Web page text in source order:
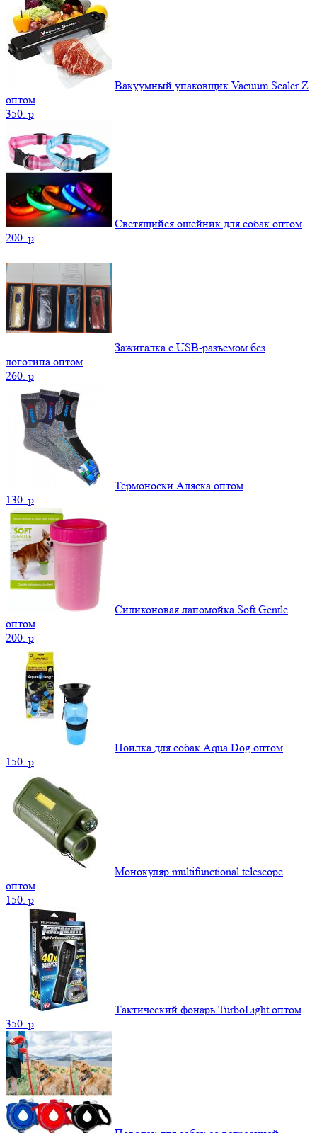
Вакуумный упаковщик Vacuum Sealer Z
оптом
350. p
Светящийся ошейник для собак оптом
200. p
Зажигалка с USB-разъемом без
логотипа оптом
260. p
Термоноски Аляска оптом
130. p
Силиконовая лапомойка Soft Gentle
оптом
200. p
Поилка для собак Aqua Dog оптом
150. p
Монокуляр multifunctional telescope
оптом
150. p
Тактический фонарь TurboLight оптом
350. p